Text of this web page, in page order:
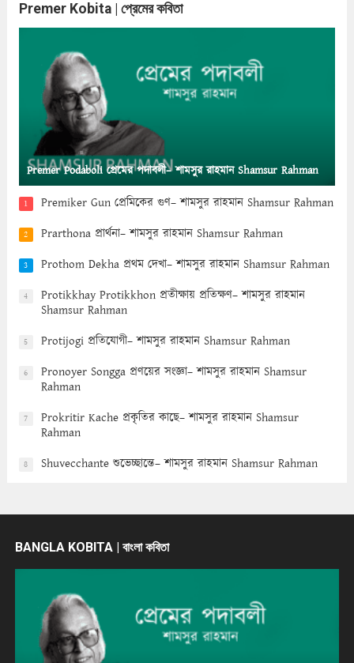
Premer Kobita | প্রেমের কবিতা
Premer Podaboli প্রেমের পদাবলী– শামসুর রাহমান Shamsur Rahman
1 Premiker Gun প্রেমিকের গুণ– শামসুর রাহমান Shamsur Rahman
2 Prarthona প্রার্থনা– শামসুর রাহমান Shamsur Rahman
3 Prothom Dekha প্রথম দেখা– শামসুর রাহমান Shamsur Rahman
4
Protikkhay Protikkhon প্রতীক্ষায় প্রতিক্ষণ– শামসুর রাহমান
Shamsur Rahman
5 Protijogi প্রতিযোগী– শামসুর রাহমান Shamsur Rahman
6
Pronoyer Songga প্রণয়ের সংজ্ঞা– শামসুর রাহমান Shamsur
Rahman
7
Prokritir Kache প্রকৃতির কাছে– শামসুর রাহমান Shamsur
Rahman
8 Shuvecchante শুভেচ্ছান্তে– শামসুর রাহমান Shamsur Rahman
BANGLA KOBITA | বাংলা কবিতা